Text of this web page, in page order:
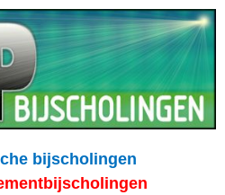
bijscholingen